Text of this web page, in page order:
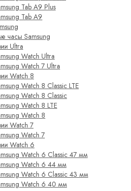
Tab A9 Plus
Tab A9
часы Samsung
Ultra
Watch Ultra
Watch 7 Ultra
Watch 8
Watch 8 Classic LTE
Watch 8 Classic
Watch 8 LTE
Watch 8
Watch 7
Watch 7
Watch 6
Watch 6 Classic 47 мм
Watch 6 44 мм
Watch 6 Classic 43 мм
Watch 6 40 мм